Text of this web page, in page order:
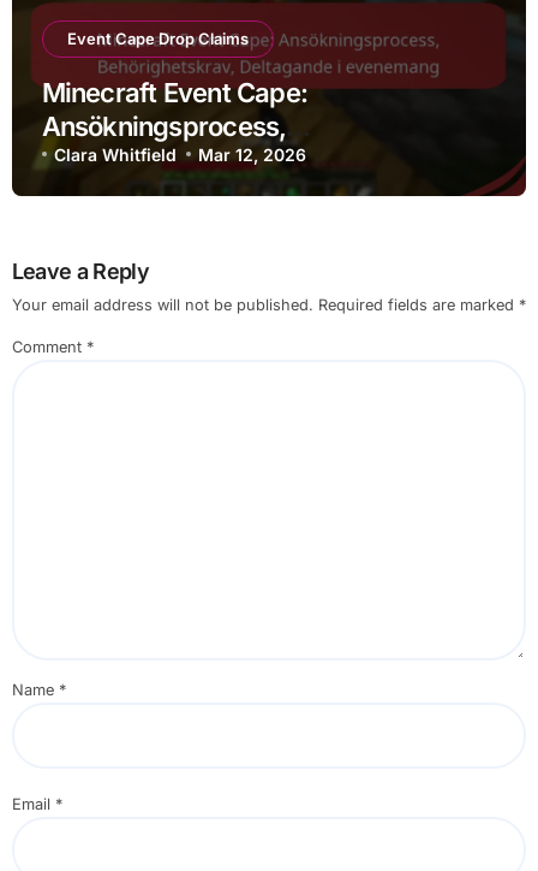
Event Cape Drop Claims
Minecraft Event Cape:
Ansökningsprocess,
Behörighetskrav, Deltagande i
evenemang
Clara Whitfield Mar 12, 2026
Leave a Reply
Your email address will not be published. Required fields are marked *
Comment *
Name *
Email *